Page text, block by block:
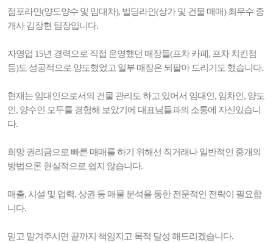
점포라인(양도양수 및 임대차), 빌딩라인(상가 및 건물 매매) 최우수 중
개사 김장현 팀장입니다.
자영업 15년 경력으로 직접 운영했던 매장들(프차 카페, 프차 치킨점
등)도 성공적으로 양도했었고 일부 매장은 되팔아 드리기도 했습니다.
현재는 임대인으로서의 건물 관리도 하고 있어서 임대인, 임차인, 양도
인, 양수인 모두를 경험해 보았기에 대표님들과의 소통에 자신있습니
다.
희망 권리금으로 빠른 매매를 하기 위해선 직거래나 일반적인 중개의
방법으론 현실적으로 쉽지 않습니다.
매출, 시설 및 업력, 상권 등 매물 분석을 통한 전문적인 전략이 필요합
니다.
믿고 맡겨주시면 끝까지 책임지고 목적 달성 해드리겠습니다.